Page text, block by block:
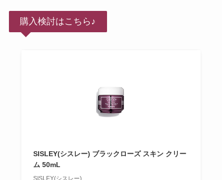
購入検討はこちら♪
SISLEY(シスレー) ブラックローズ スキン クリー
ム 50mL